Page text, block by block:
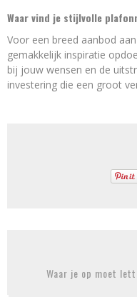
Waar vind je stijlvolle
Voor een breed aanbod aan
gemakkelijk inspiratie
bij jouw wensen en de
investering die een groot
Waar je op moet